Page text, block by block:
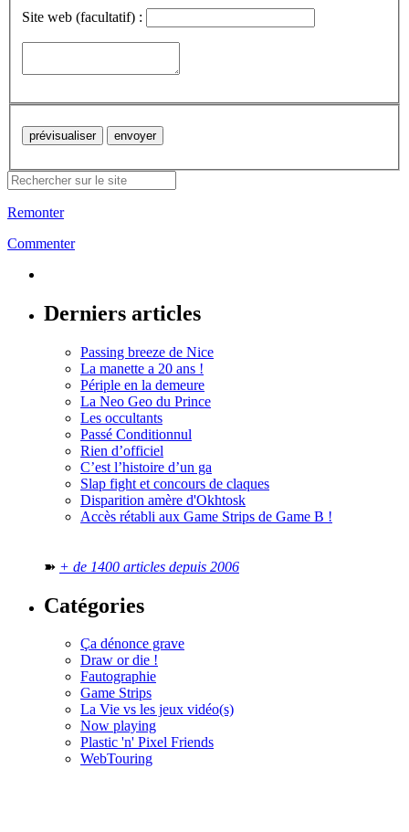
Site web (facultatif) :
Remonter
Commenter
Derniers articles
Passing breeze de Nice
La manette a 20 ans !
Périple en la demeure
La Neo Geo du Prince
Les occultants
Passé Conditionnul
Rien d’officiel
C’est l’histoire d’un ga
Slap fight et concours de claques
Disparition amère d'Okhtosk
Accès rétabli aux Game Strips de Game B !
➽ + de 1400 articles depuis 2006
Catégories
Ça dénonce grave
Draw or die !
Fautographie
Game Strips
La Vie vs les jeux vidéo(s)
Now playing
Plastic 'n' Pixel Friends
WebTouring